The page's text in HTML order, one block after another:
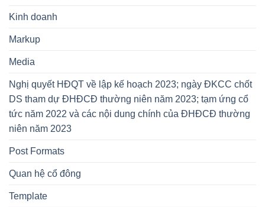
Kinh doanh
Markup
Media
Nghị quyết HĐQT về lập kế hoạch 2023; ngày ĐKCC chốt
DS tham dự ĐHĐCĐ thường niên năm 2023; tạm ứng cổ
tức năm 2022 và các nội dung chính của ĐHĐCĐ thường
niên năm 2023
Post Formats
Quan hệ cổ đông
Template